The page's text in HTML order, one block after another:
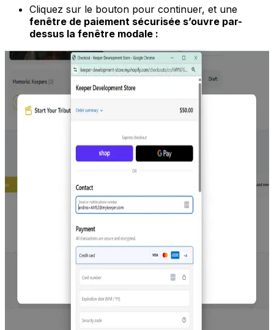
Cliquez sur le bouton pour continuer, et une
fenêtre de paiement sécurisée s’ouvre par-
dessus la fenêtre modale :